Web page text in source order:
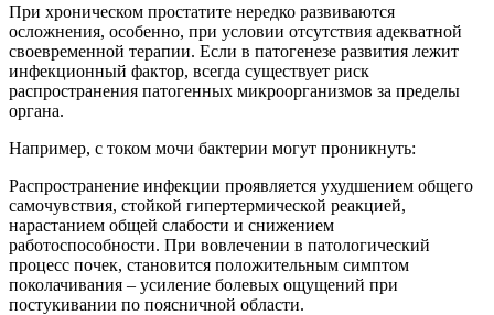
При хроническом простатите нередко развиваются
осложнения, особенно, при условии отсутствия адекватной
своевременной терапии. Если в патогенезе развития лежит
инфекционный фактор, всегда существует риск
распространения патогенных микроорганизмов за пределы
органа.
Например, с током мочи бактерии могут проникнуть:
Распространение инфекции проявляется ухудшением общего
самочувствия, стойкой гипертермической реакцией,
нарастанием общей слабости и снижением
работоспособности. При вовлечении в патологический
процесс почек, становится положительным симптом
поколачивания – усиление болевых ощущений при
постукивании по поясничной области.